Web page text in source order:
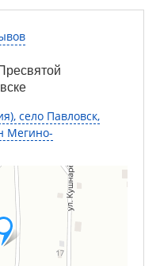
село Павловск,
Мегино-